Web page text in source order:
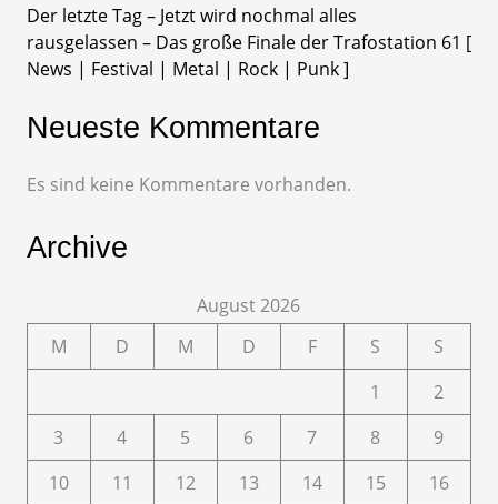
Der letzte Tag – Jetzt wird nochmal alles
rausgelassen – Das große Finale der Trafostation 61 [
News | Festival | Metal | Rock | Punk ]
Neueste Kommentare
Es sind keine Kommentare vorhanden.
Archive
August 2026
M
D M D F S
S
1
2
3
4 5 6 7 8
9
10
11 12 13 14 15
16